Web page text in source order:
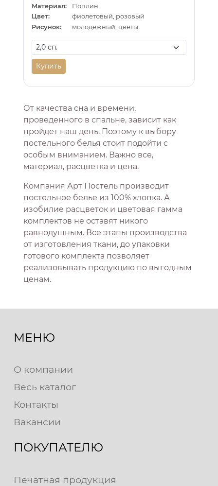
Материал:
Поплин
Цвет:
фиолетовый, розовый
Рисунок:
молодежный, цветы
Купить
От качества сна и времени,
проведенного в спальне, зависит как
пройдет наш день. Поэтому к выбору
постельного белья стоит подойти с
особым вниманием. Важно все,
материал, расцветка и цена.
Компания Арт Постель производит
постельное белье из 100% хлопка. А
изобилие расцветок и цветовая гамма
комплектов не оставят никого
равнодушным. Все этапы производства
от изготовления ткани, до упаковки
готового комплекта позволяет
реализовывать продукцию по выгодным
ценам.
МЕНЮ
О компании
Весь каталог
Контакты
Вакансии
ПОКУПАТЕЛЮ
Печатная продукция